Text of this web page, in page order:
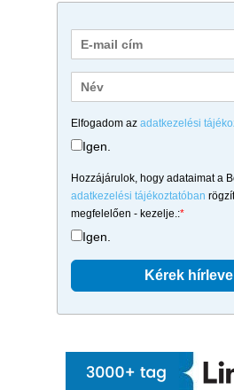
Elfogadom az adatkezelési
Igen.
Hozzájárulok, hogy adataimat a
adatkezelési tájékoztatóban
megfelelően - kezelje.:*
Igen.